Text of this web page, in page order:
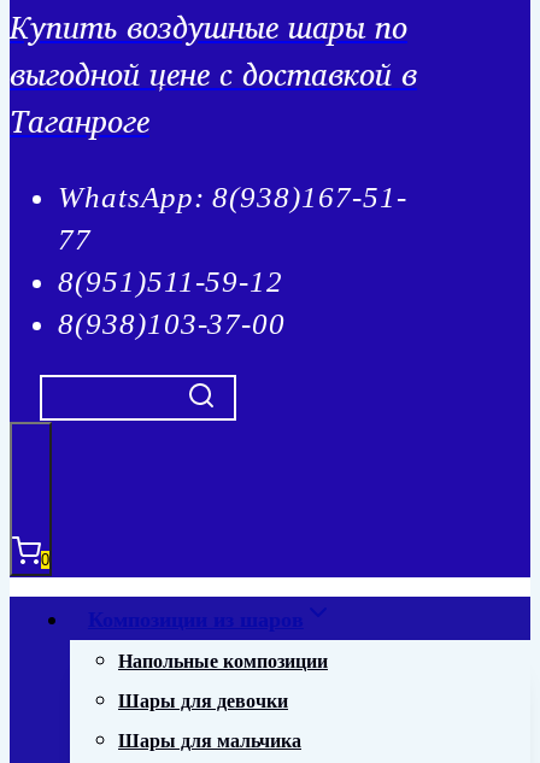
Купить воздушные шары по
выгодной цене с доставкой в
Таганроге
WhatsApp: 8(938)167-51-
77
8(951)511-59-12
8(938)103-37-00
0
Композиции из шаров
Напольные композиции
Шары для девочки
Шары для мальчика